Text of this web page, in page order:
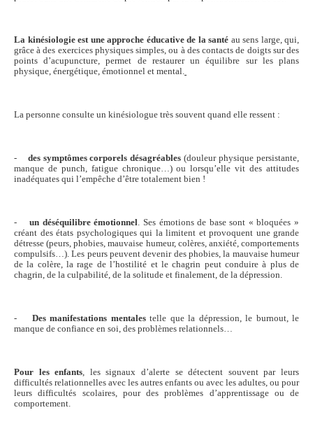
La kinésiologie est une approche éducative de la santé au sens large, qui,
grâce à des exercices physiques simples, ou à des contacts de doigts sur des
points d’acupuncture, permet de restaurer un équilibre sur les plans
physique, énergétique, émotionnel et mental.
La personne consulte un kinésiologue très souvent quand elle ressent :
- des symptômes corporels désagréables (douleur physique persistante,
manque de punch, fatigue chronique…) ou lorsqu’elle vit des attitudes
inadéquates qui l’empêche d’être totalement bien !
-un déséquilibre émotionnel. Ses émotions de base sont « bloquées »
créant des états psychologiques qui la limitent et provoquent une grande
détresse (peurs, phobies, mauvaise humeur, colères, anxiété, comportements
compulsifs…). Les peurs peuvent devenir des phobies, la mauvaise humeur
de la colère, la rage de l’hostilité et le chagrin peut conduire à plus de
chagrin, de la culpabilité, de la solitude et finalement, de la dépression.
- Des manifestations mentalestelle que la dépression, le burnout, le
manque de confiance en soi, des problèmes relationnels…
Pour les enfants, les signaux d’alerte se détectent souvent par leurs
difficultés relationnelles avec les autres enfants ou avec les adultes, ou pour
leurs difficultés scolaires, pour des problèmes d’apprentissage ou de
comportement.